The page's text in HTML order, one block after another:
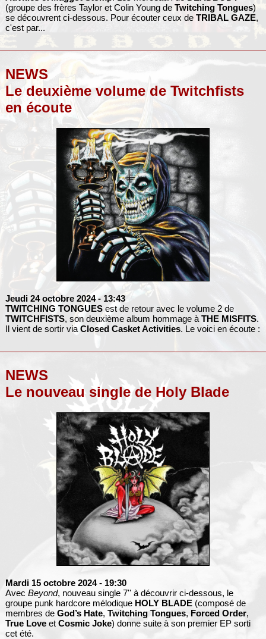
(groupe des frères Taylor et Colin Young de Twitching Tongues)
se découvrent ci-dessous. Pour écouter ceux de TRIBAL GAZE,
c'est par...
NEWS
Le deuxième volume de Twitchfists
en écoute
Jeudi 24 octobre 2024 - 13:43
TWITCHING TONGUESest de retour avec le volume 2 de
TWITCHFISTS, son deuxième album hommage à THE MISFITS.
Il vient de sortir via Closed Casket Activities. Le voici en écoute :
NEWS
Le nouveau single de Holy Blade
Mardi 15 octobre 2024 - 19:30
Avec Beyond, nouveau single 7'' à découvrir ci-dessous, le
groupe punk hardcore mélodique HOLY BLADE(composé de
membres de God’s Hate, Twitching Tongues, Forced Order,
True Loveet Cosmic Joke) donne suite à son premier EP sorti
cet été.